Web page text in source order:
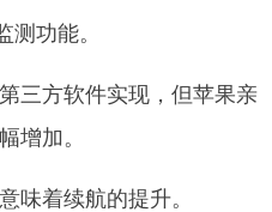
测功能。
三方软件实现，但苹果亲
增加。
味着续航的提升。